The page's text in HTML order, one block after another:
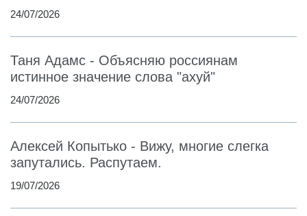
24/07/2026
Таня Адамс - Объясняю россиянам
истинное значение слова "ахуй"
24/07/2026
Алексей Копытько - Вижу, многие слегка
запутались. Распутаем.
19/07/2026